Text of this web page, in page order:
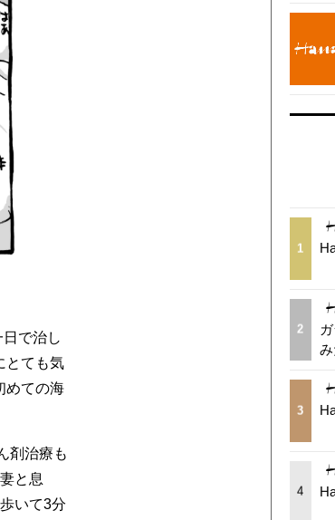
で治し
とても気
めての海
剤治療も
と息
いて3分
1
2
み
3
4